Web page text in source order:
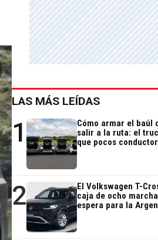
LAS MÁS LEÍDAS
1
Cómo armar el baúl
salir a la ruta: el
que pocos
2
El Volkswagen T-
caja de ocho
espera para la